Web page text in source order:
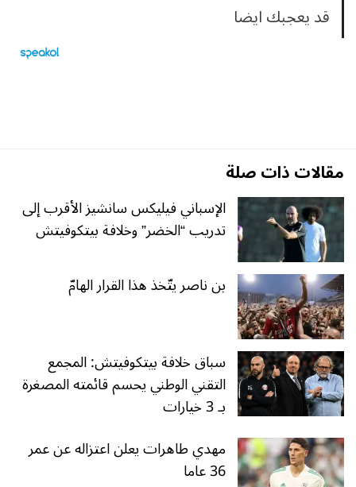
قد يعجبك ايضا
مقالات ذات صلة
الإسباني فيليكس سانشيز الأقرب إلى
تدريب “الخضر” وخلافة بيتكوفيتش
بن ناصر يتّخذ هذا القرار الهامّ
سباق خلافة بيتكوفيتش: المجمع
التقني الوطني يحسم قائمته المصغرة
بـ 3 خيارات
مهدي طاهرات يعلن اعتزاله عن عمر
36 عاما